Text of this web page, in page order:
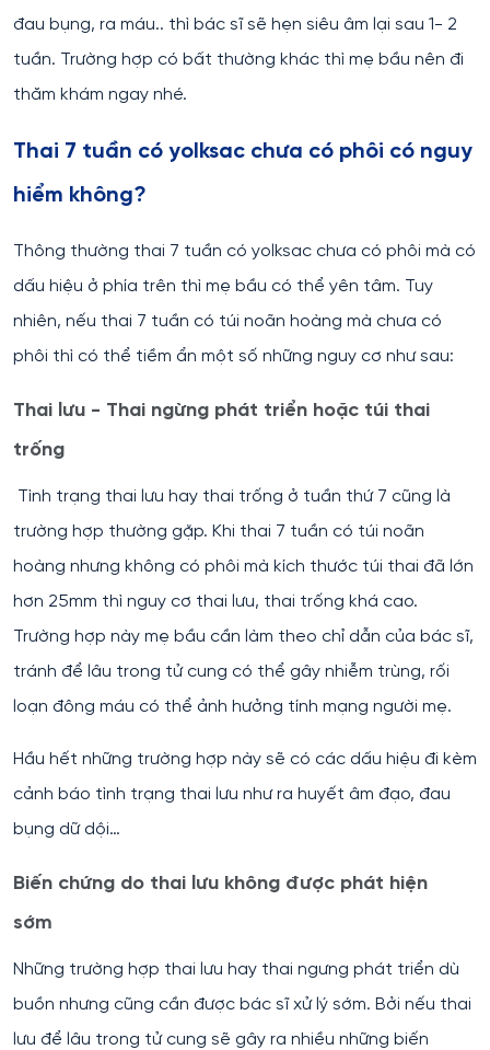
đau bụng, ra máu.. thì bác sĩ sẽ hẹn siêu âm lại sau 1- 2
tuần. Trường hợp có bất thường khác thì mẹ bầu nên đi
thăm khám ngay nhé.
Thai 7 tuần có yolksac chưa có phôi có nguy
hiểm không?
Thông thường thai 7 tuần có yolksac chưa có phôi mà có
dấu hiệu ở phía trên thì mẹ bầu có thể yên tâm. Tuy
nhiên, nếu thai 7 tuần có túi noãn hoàng mà chưa có
phôi thì có thể tiềm ẩn một số những nguy cơ như sau:
Thai lưu - Thai ngừng phát triển hoặc túi thai
trống
Tình trạng thai lưu hay thai trống ở tuần thứ 7 cũng là
trường hợp thường gặp. Khi thai 7 tuần có túi noãn
hoàng nhưng không có phôi mà kích thước túi thai đã lớn
hơn 25mm thì nguy cơ thai lưu, thai trống khá cao.
Trường hợp này mẹ bầu cần làm theo chỉ dẫn của bác sĩ,
tránh để lâu trong tử cung có thể gây nhiễm trùng, rối
loạn đông máu có thể ảnh hưởng tính mạng người mẹ.
Hầu hết những trường hợp này sẽ có các dấu hiệu đi kèm
cảnh báo tình trạng thai lưu như ra huyết âm đạo, đau
bụng dữ dội…
Biến chứng do thai lưu không được phát hiện
sớm
Những trường hợp thai lưu hay thai ngưng phát triển dù
buồn nhưng cũng cần được bác sĩ xử lý sớm. Bởi nếu thai
lưu để lâu trong tử cung sẽ gây ra nhiều những biến